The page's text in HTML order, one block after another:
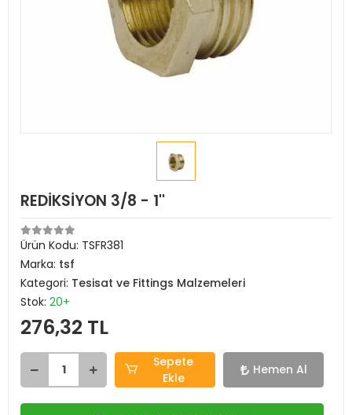
REDİKSİYON 3/8 - 1''
Ürün Kodu: TSFR381
Marka: tsf
Kategori: Tesisat ve Fittings Malzemeleri
Stok: 20+
276,32 TL
Sepete
Ekle
Hemen Al